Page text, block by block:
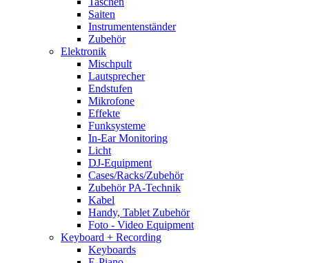
Saiten
Instrumentenständer
Zubehör
Elektronik
Mischpult
Lautsprecher
Endstufen
Mikrofone
Effekte
Funksysteme
In-Ear Monitoring
Licht
DJ-Equipment
Cases/Racks/Zubehör
Zubehör PA-Technik
Kabel
Handy, Tablet Zubehör
Foto - Video Equipment
Keyboard + Recording
Keyboards